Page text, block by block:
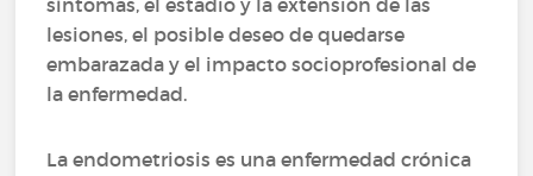
síntomas, el estadio y la extensión de las
lesiones, el posible deseo de quedarse
embarazada y el impacto socioprofesional de
la enfermedad.
La endometriosis es una enfermedad crónica